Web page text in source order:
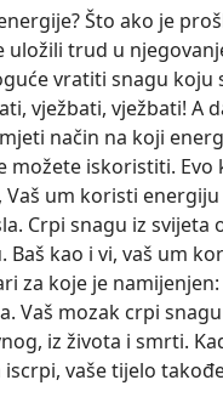
Što ako je
uložili trud u
vratiti snagu koju
vježbati, vježbati! A
način na koji
možete iskoristiti. Evo
um koristi energiju
Crpi snagu iz svijeta
Baš kao i vi, vaš um
za koje je
Vaš mozak crpi
iz života i smrti.
vaše tijelo